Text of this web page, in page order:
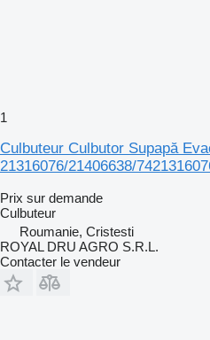
1
Culbuteur Culbutor Supapă
21316076/21406638/
Prix sur demande
Culbuteur
Roumanie, Cristesti
ROYAL DRU AGRO S.R.L.
Contacter le vendeur